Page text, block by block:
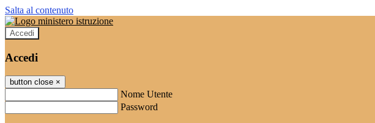
Salta al contenuto
Accedi
Accedi
button close ×
Nome Utente
Password